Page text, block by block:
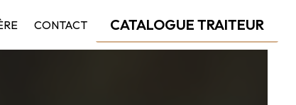
CONTACT CATALOGUE TRAITEUR